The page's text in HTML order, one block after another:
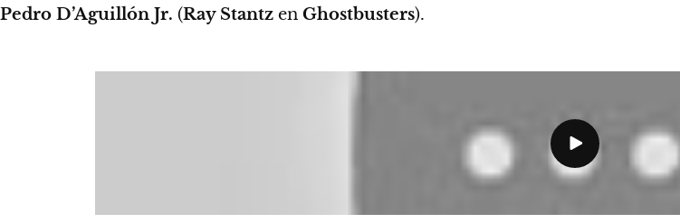
Pedro D’Aguillón Jr. (Ray Stantz en Ghostbusters).